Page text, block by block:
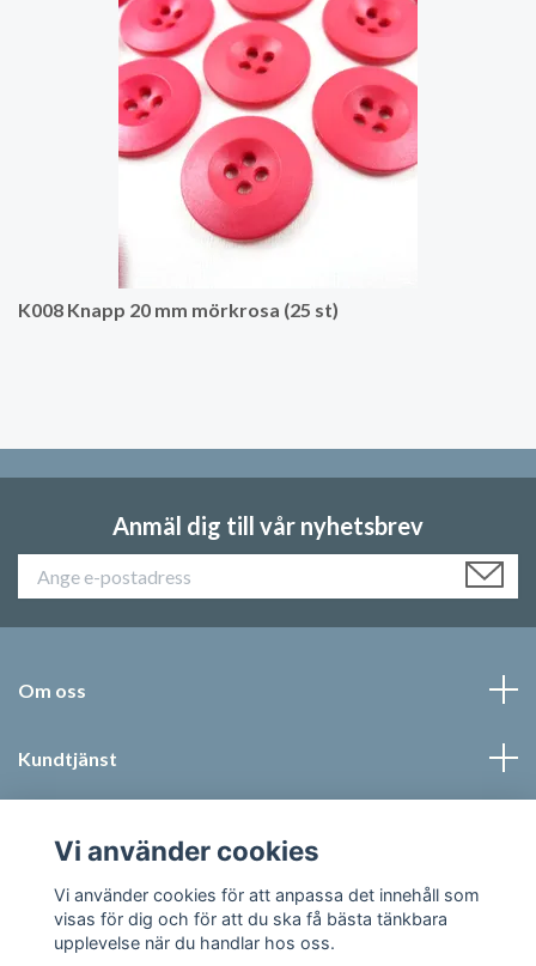
K008 Knapp 20 mm mörkrosa (25 st)
Anmäl dig till vår nyhetsbrev
Om oss
Kundtjänst
Sociala medier
Vi använder cookies
Vi använder cookies för att anpassa det innehåll som
visas för dig och för att du ska få bästa tänkbara
upplevelse när du handlar hos oss.